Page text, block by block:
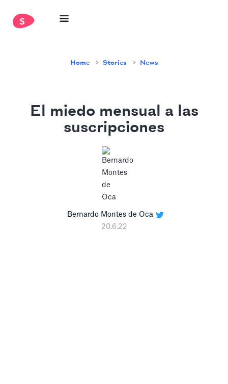
Home Stories News
El miedo mensual a las
suscripciones
Bernardo Montes de Oca
20.6.22